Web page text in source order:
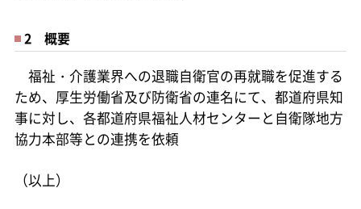
2 概要
福祉・介護業界への退職自衛官の再就職を促進する
ため、厚生労働省及び防衛省の連名にて、都道府県知
事に対し、各都道府県福祉人材センターと自衛隊地方
協力本部等との連携を依頼
（以上）